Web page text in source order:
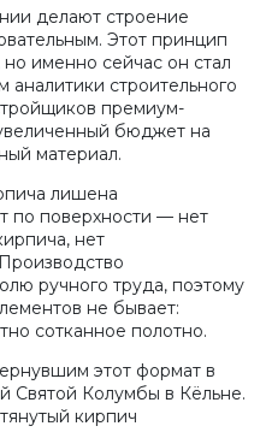
делают строение
Этот принцип
именно сейчас он стал
строительного
премиум-
бюджет на
материал.
лишена
по поверхности — нет
нет
ручного труда, поэтому
не бывает:
сотканное полотно.
этот формат в
Святой Колумбы в Кёльне.
кирпич